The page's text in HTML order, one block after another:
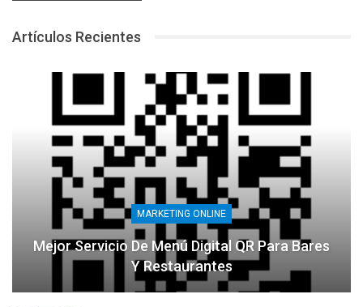
Artículos Recientes
MARKETING ONLINE
Mejor Servicio De Menú Digital QR Para Bares
Y Restaurantes